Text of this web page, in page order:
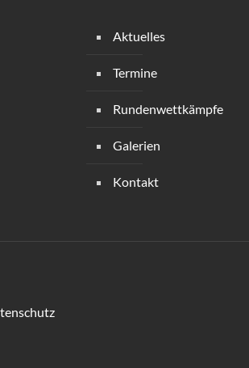
Aktuelles
Termine
Rundenwettkämpfe
Galerien
Kontakt